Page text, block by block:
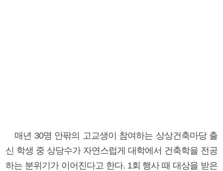
매년 30명 안팎의 고교생이 참여하는 상상건축마당 출
신 학생 중 상당수가 자연스럽게 대학에서 건축학을 전공
하는 분위기가 이어진다고 한다. 1회 행사 때 대상을 받은